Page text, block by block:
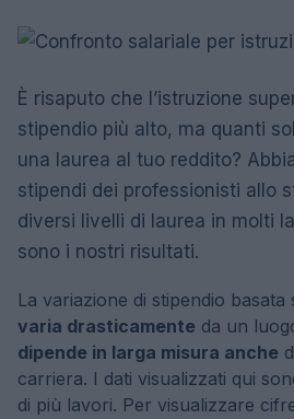
È risaputo che l’istruzione
stipendio più alto, ma quanti
una laurea al tuo reddito?
stipendi dei professionisti allo
diversi livelli di laurea in molti
sono i nostri risultati.
La variazione di stipendio basata
varia drasticamente da un
dipende in larga misura anche
carriera. I dati visualizzati qui
di più lavori. Per visualizzare